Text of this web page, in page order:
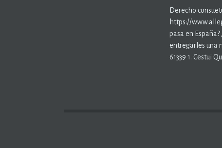
Derecho
https://
pasa en
entregarles una
61339 1. Cestui